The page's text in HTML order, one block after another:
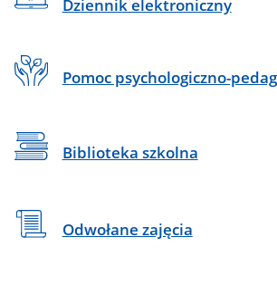
Dziennik elektroniczny
Pomoc psychologiczno-
Biblioteka szkolna
Odwołane zajęcia